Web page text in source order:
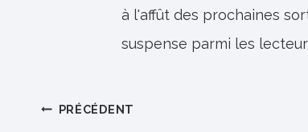
à l'affût des prochaines
suspense parmi les
Navigation
PRÉCÉDENT